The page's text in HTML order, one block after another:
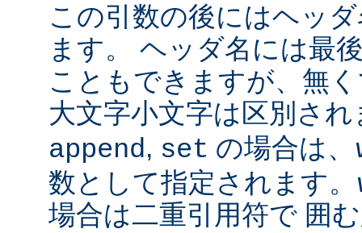
この引数の後にはヘッ
ます。 ヘッダ名には最
こともできますが、無
大文字小文字は区別さ
append, set の場合は、
数として指定されます。
場合は二重引用符で 囲